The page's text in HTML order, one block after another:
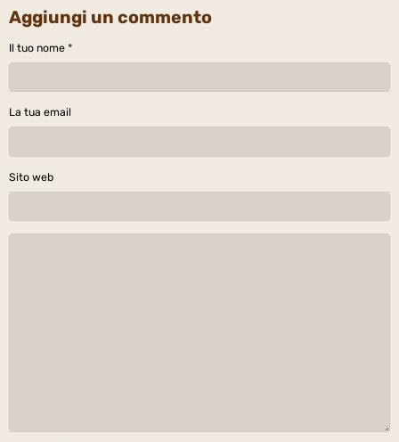
Aggiungi un commento
Il tuo nome
La tua email
Sito web